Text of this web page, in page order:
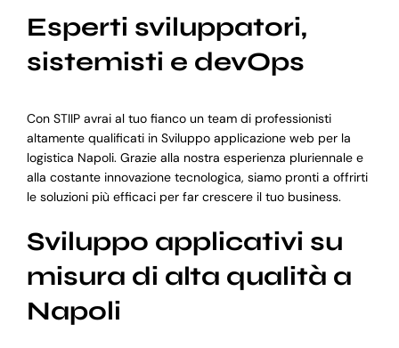
Esperti sviluppatori,
sistemisti e devOps
Con STIIP avrai al tuo fianco un team di professionisti
altamente qualificati in Sviluppo applicazione web per la
logistica Napoli. Grazie alla nostra esperienza pluriennale e
alla costante innovazione tecnologica, siamo pronti a offrirti
le soluzioni più efficaci per far crescere il tuo business.
Sviluppo applicativi su
misura di alta qualità a
Napoli